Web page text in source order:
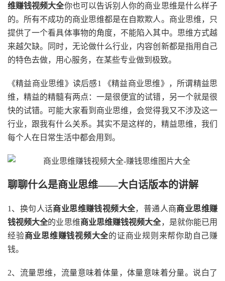
维赚钱视频大全你也可以告诉别人你的商业思维是什么样子
的。所有不成功的商业思维都是在自欺欺人。商业思维，只
提供了一个看具体事物的角度，不能陷入其中。思维方式越
来越欠缺。同时，无论做什么行业，内容创新都是指用自己
的特色去做，用心服务，在某些专业做到极致。
《精益商业思维》读后感1 《精益商业思维》，所谓精益思
维，精益的精髓有两点：一是很便宜的试错，另一个就是很
快的试错。可能大家看到商业思维，会觉得我又不涉及这一
行业，跟我有什么关系。其实不是这样的，精益思维，我们
每个人在日常生活中都会用到。
聊聊什么是商业思维——大白话版本的讲解
1、换句人话商业思维赚钱视频大全，普通人商商业思维赚
钱视频大全的业思维商业思维赚钱视频大全，是就你能已用
经验商业思维赚钱视频大全的证商业规则来帮你助自己赚
钱。
2、流量思维，流量意味着体量，体量意味着分量。说白了